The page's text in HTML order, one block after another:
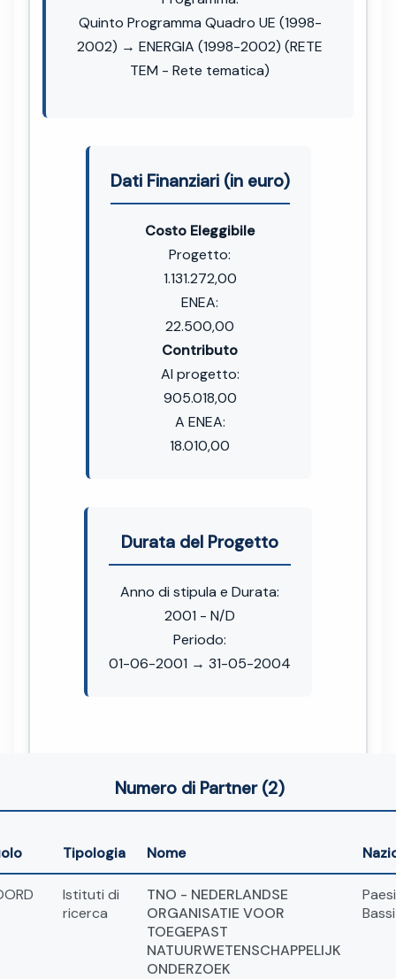
Quinto Programma Quadro UE (1998-
2002) → ENERGIA (1998-2002) (RETE
TEM - Rete tematica)
Dati Finanziari (in euro)
Costo Eleggibile
Progetto:
1.131.272,00
ENEA:
22.500,00
Contributo
Al progetto:
905.018,00
A ENEA:
18.010,00
Durata del Progetto
Anno di stipula e Durata:
2001 - N/D
Periodo:
01-06-2001 → 31-05-2004
Numero di Partner (2)
Tipologia Nome
Istituti di
ricerca
TNO - NEDERLANDSE
ORGANISATIE VOOR
TOEGEPAST
NATUURWETENSCHAPPELIJK
ONDERZOEK
Paesi
Bassi